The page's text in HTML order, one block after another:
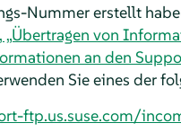
Nummer erstellt
„Übertragen von
an den
Sie eines der
ftp.us.suse.com/